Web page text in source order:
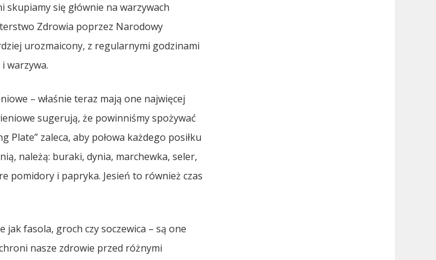
się głównie na warzywach
Zdrowia poprzez Narodowy
urozmaicony, z regularnymi godzinami
warzywa.
– właśnie teraz mają one najwięcej
sugerują, że powinniśmy spożywać
Plate” zaleca, aby połowa każdego posiłku
należą: buraki, dynia, marchewka, seler,
pomidory i papryka. Jesień to również czas
fasola, groch czy soczewica – są one
nasze zdrowie przed różnymi